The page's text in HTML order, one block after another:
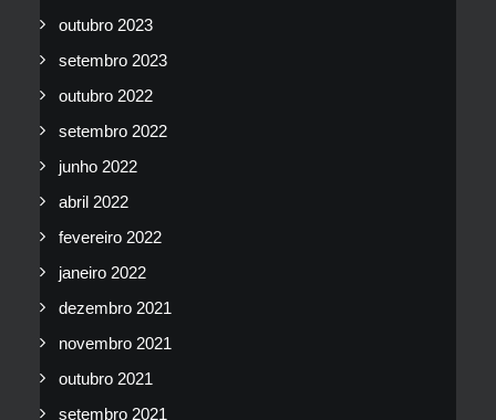
outubro 2023
setembro 2023
outubro 2022
setembro 2022
junho 2022
abril 2022
fevereiro 2022
janeiro 2022
dezembro 2021
novembro 2021
outubro 2021
setembro 2021